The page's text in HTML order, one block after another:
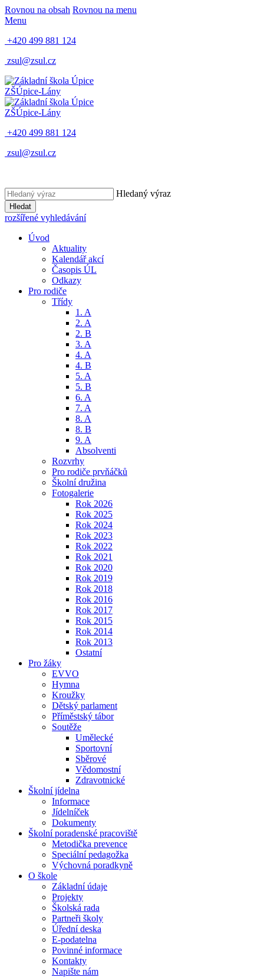
Rovnou na obsah Rovnou na menu
Menu
+420 499 881 124
zsul@zsul.cz
ZŠÚpice-Lány
ZŠÚpice-Lány
+420 499 881 124
zsul@zsul.cz
Hledaný výraz
Hledat
rozšířené vyhledávání
Úvod
Aktuality
Kalendář akcí
Časopis ÚL
Odkazy
Pro rodiče
Třídy
1. A
2. A
2. B
3. A
4. A
4. B
5. A
5. B
6. A
7. A
8. A
8. B
9. A
Absolventi
Rozvrhy
Pro rodiče prvňáčků
Školní družina
Fotogalerie
Rok 2026
Rok 2025
Rok 2024
Rok 2023
Rok 2022
Rok 2021
Rok 2020
Rok 2019
Rok 2018
Rok 2016
Rok 2017
Rok 2015
Rok 2014
Rok 2013
Ostatní
Pro žáky
EVVO
Hymna
Kroužky
Dětský parlament
Příměstský tábor
Soutěže
Umělecké
Sportovní
Sběrové
Vědomostní
Zdravotnické
Školní jídelna
Informace
Jídelníček
Dokumenty
Školní poradenské pracoviště
Metodička prevence
Speciální pedagožka
Výchovná poradkyně
O škole
Základní údaje
Projekty
Školská rada
Partneři školy
Úřední deska
E-podatelna
Povinné informace
Kontakty
Napište nám